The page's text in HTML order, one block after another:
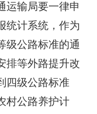
运输局要一律申
统计系统，作为
级公路标准的通
排等外路提升改
四级公路标准
村公路养护计